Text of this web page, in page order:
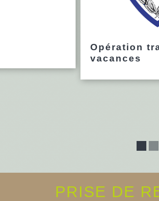
Opération
vacances
PRISE DE